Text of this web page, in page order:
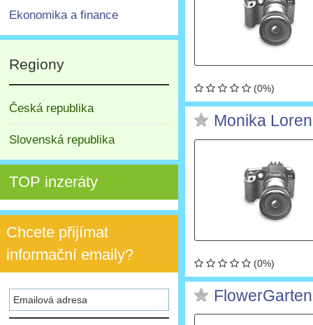
Ekonomika a finance
Regiony
Česká republika
Slovenská republika
TOP inzeráty
Chcete přijímat
informační emaily?
(0%)
Monika
(0%)